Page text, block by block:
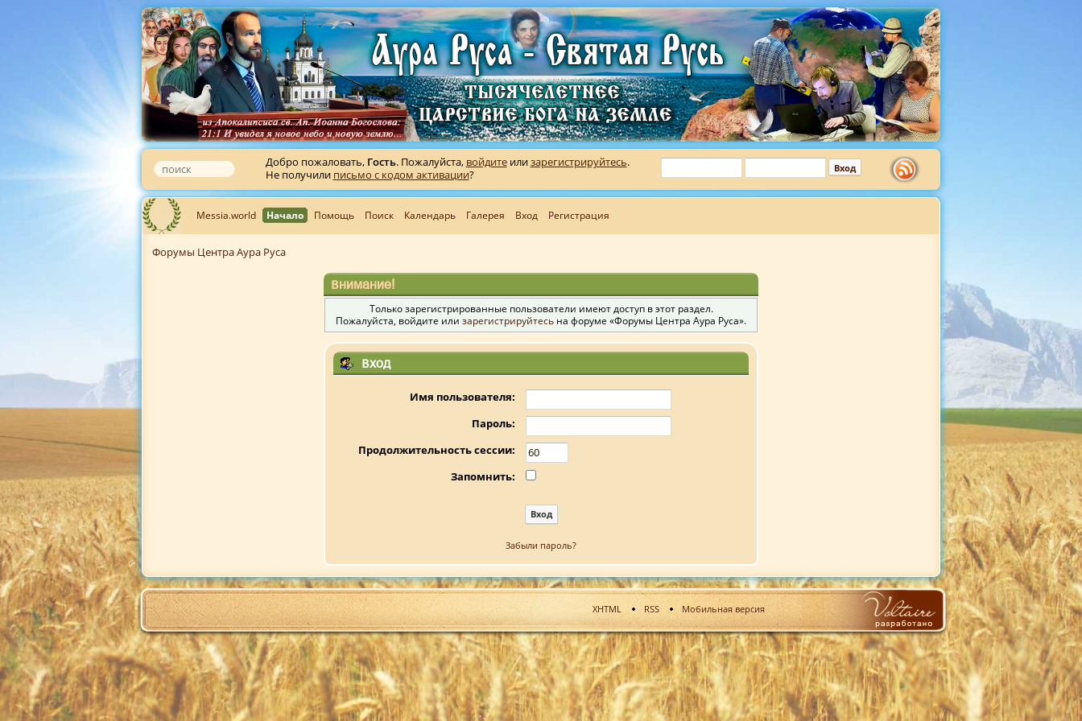
Добро пожаловать, Гость. Пожалуйста, войдитеилизарегистрируйтесь.
Не получили письмо с кодом активации?
Messia.world Начало Помощь Поиск Календарь Галерея Вход Регистрация
Форумы Центра Аура Руса
Внимание!
Только зарегистрированные пользователи имеют доступ в этот раздел.
Пожалуйста, войдите или зарегистрируйтесь на форуме «Форумы Центра Аура Руса».
Вход
Имя пользователя:
Пароль:
Продолжительность сессии:
Запомнить:
Забыли пароль?
XHTML RSS Мобильная версия